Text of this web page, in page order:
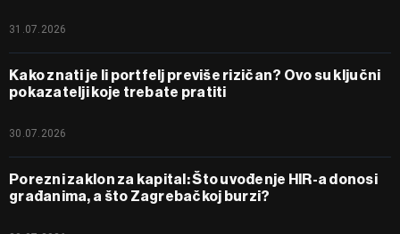
31.07.2026
Kako znati je li portfelj previše rizičan? Ovo su ključni
pokazatelji koje trebate pratiti
30.07.2026
Porezni zaklon za kapital: Što uvođenje HIR-a donosi
građanima, a što Zagrebačkoj burzi?